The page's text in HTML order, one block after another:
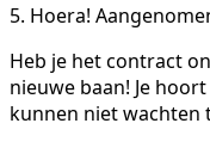
5. Hoera!
Heb je het contract
nieuwe baan! Je
kunnen niet wachten